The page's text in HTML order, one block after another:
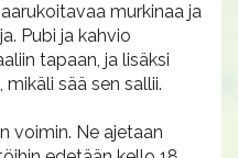
murkinaa ja
Pubi ja kahvio
tapaan, ja lisäksi
sää sen sallii.
voimin. Ne ajetaan